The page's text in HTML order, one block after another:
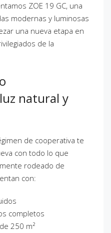
ZOE 19 GC, una
modernas y luminosas
una nueva etapa en
de la
natural y
de cooperativa te
con todo lo que
rodeado de
con:
completos
250 m²